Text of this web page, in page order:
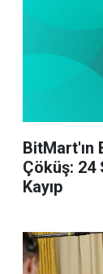
BitMart'ın
Çöküş: 24
Kayıp